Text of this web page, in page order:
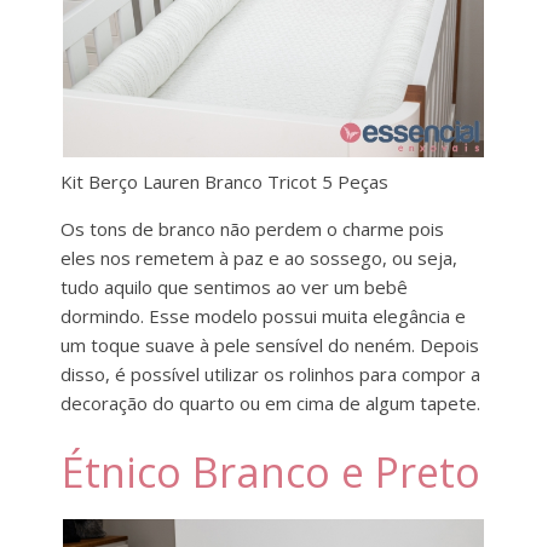
Kit Berço Lauren Branco Tricot 5 Peças
Os tons de branco não perdem o charme pois
eles nos remetem à paz e ao sossego, ou seja,
tudo aquilo que sentimos ao ver um bebê
dormindo. Esse modelo possui muita elegância e
um toque suave à pele sensível do neném. Depois
disso, é possível utilizar os rolinhos para compor a
decoração do quarto ou em cima de algum tapete.
Étnico Branco e Preto